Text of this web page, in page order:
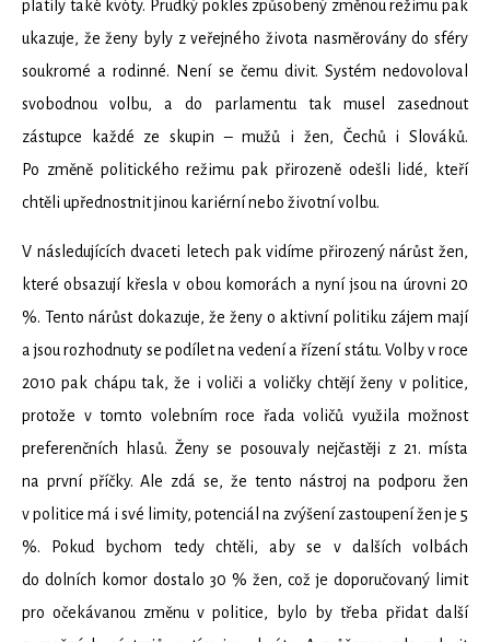
platily také kvóty. Prudký pokles způsobený změnou režimu pak
ukazuje, že ženy byly z veřejného života nasměrovány do sféry
soukromé a rodinné. Není se čemu divit. Systém nedovoloval
svobodnou volbu, a do parlamentu tak musel zasednout
zástupce každé ze skupin – mužů i žen, Čechů i Slováků.
Po změně politického režimu pak přirozeně odešli lidé, kteří
chtěli upřednostnit jinou kariérní nebo životní volbu.
V následujících dvaceti letech pak vidíme přirozený nárůst žen,
které obsazují křesla v obou komorách a nyní jsou na úrovni 20
%. Tento nárůst dokazuje, že ženy o aktivní politiku zájem mají
a jsou rozhodnuty se podílet na vedení a řízení státu. Volby v roce
2010 pak chápu tak, že i voliči a voličky chtějí ženy v politice,
protože v tomto volebním roce řada voličů využila možnost
preferenčních hlasů. Ženy se posouvaly nejčastěji z 21. místa
na první příčky. Ale zdá se, že tento nástroj na podporu žen
v politice má i své limity, potenciál na zvýšení zastoupení žen je 5
%. Pokud bychom tedy chtěli, aby se v dalších volbách
do dolních komor dostalo 30 % žen, což je doporučovaný limit
pro očekávanou změnu v politice, bylo by třeba přidat další